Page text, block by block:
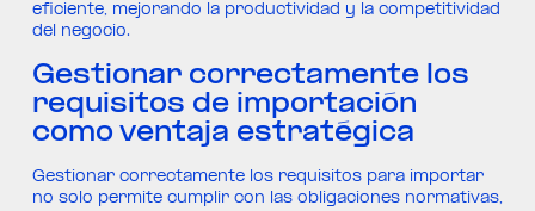
eficiente, mejorando la productividad y la competitividad
del negocio.
Gestionar correctamente los
requisitos de importación
como ventaja estratégica
Gestionar correctamente los requisitos para importar
no solo permite cumplir con las obligaciones normativas,